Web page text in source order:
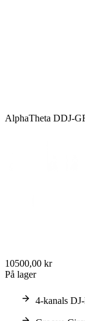
AlphaTheta DDJ-
10500,00 kr
På lager
4-kanals